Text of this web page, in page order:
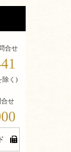
合せ
除く)
せ